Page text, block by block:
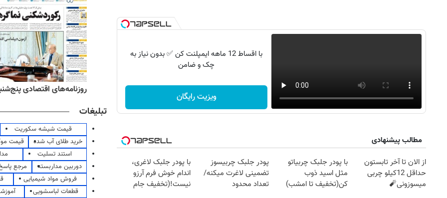
با اقساط 12 ماهه ایمپلنت کن ✅ بدون نیاز به
چک و ضامن
ویزیت رایگان
مطالب پیشنهادی
از الان تا آخر تابستون
حداقل 12کیلو چربی
میسوزونی🧨
با پودر جلبک چربیاتو
مثل اسید ذوب
کن(تخفیف تا امشب)
پودر جلبک چربیسوز
تضمینی لاغرت میکنه/
تعداد محدود
با پودر جلبک لاغری،
اندام خوش فرم آرزو
نیست!(تخفیف جام
روزنامه‌های اقتصادی چهارشنبه ۱۴ مرداد ۱۴۰۵ روزنامه‌های ورزشی پنج‌شنبه ۱۵ مرداد ۱۴۰۵ روزنامه‌های اقتصادی پنج‌شنبه ۱۵ مرداد
تبلیغات
قیمت شیشه سکوریت
خرید طلای آب شده
قیمت
استند تسلیت
دوربین مداربسته
مرجع
فروش مواد شیمیایی
قطعات لباسشویی